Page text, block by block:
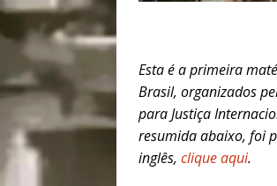
Esta é a primeira
Brasil, organizados
para Justiça
resumida abaixo, foi
inglês, clique aqui.